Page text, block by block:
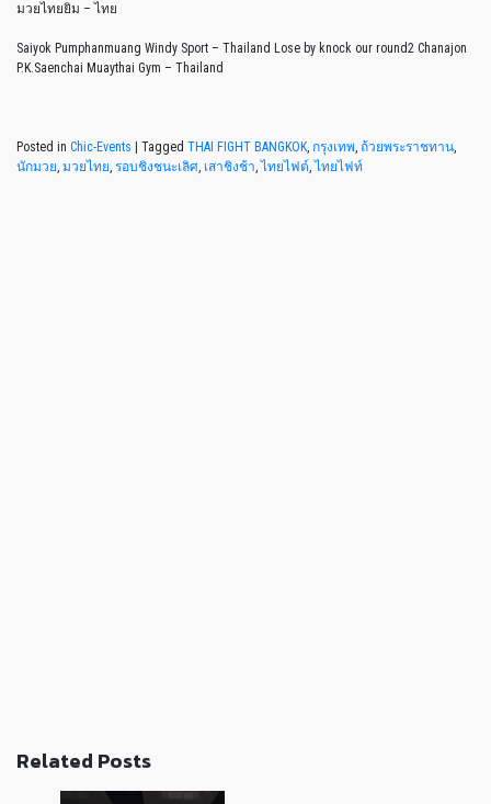
มวยไทยยิม – ไทย
Saiyok Pumphanmuang Windy Sport – Thailand Lose by knock our round2 Chanajon
P.K.Saenchai Muaythai Gym – Thailand
Posted in Chic-Events | Tagged THAI FIGHT BANGKOK กรุงเทพ ถ้วยพระราชทาน
นักมวย มวยไทย รอบชิงชนะเลิศ เสาชิงช้า ,ไทยไฟต์ ,ไทยไฟท์
Related Posts